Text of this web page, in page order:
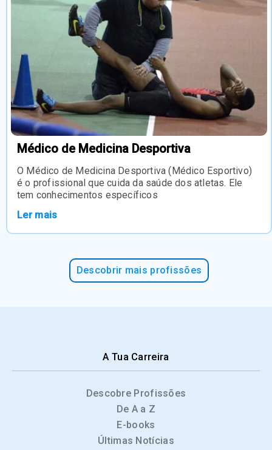
Médico de Medicina Desportiva
O Médico de Medicina Desportiva (Médico Esportivo)
é o profissional que cuida da saúde dos atletas. Ele
tem conhecimentos específicos
Ler mais
Descobrir mais profissões
A Tua Carreira
Descobre Profissões
De A a Z
E-books
Últimas Notícias